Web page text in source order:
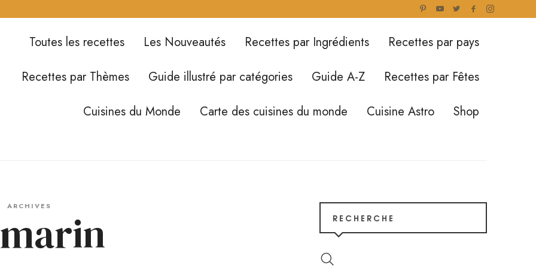
Toutes les recettes Les Nouveautés Recettes par Ingrédients
Recettes par pays
Recettes par Thèmes
Guide illustré par catégories Guide A-Z
Recettes par Fêtes
Cuisines du Monde
Carte des cuisines du monde Cuisine Astro Shop
ARCHIVES
RECHERCHE